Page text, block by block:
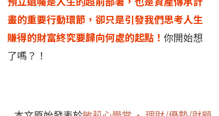
畫的重要行動環節，卻只是引發我們思考人生
賺得的財富終究要歸向何處的起點！ 你開始想
了嗎？！